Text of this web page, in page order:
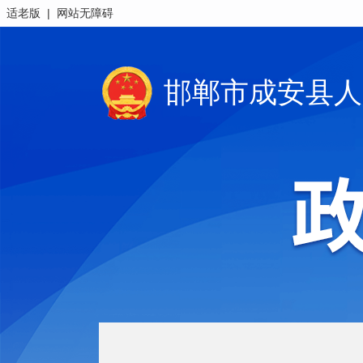
适老版 | 网站无障碍
邯郸市成安县